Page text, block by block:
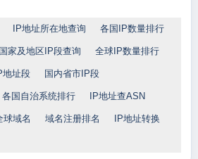
IP地址所在地查询 各国IP数量排行
国家及地区IP段查询 全球IP数量排行
地址段 国内省市IP段
各国自治系统排行 IP地址查ASN
球域名 域名注册排名 IP地址转换